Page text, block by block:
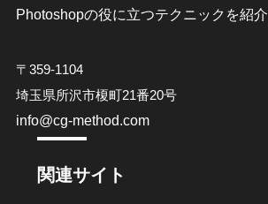
Photoshopの役に立つテクニックを紹介
〒359-1104
埼玉県所沢市榎町21番20号
info@cg-method.com
関連サイト